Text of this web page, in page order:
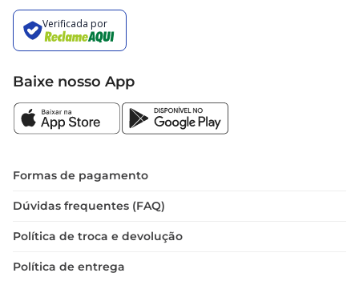
Baixe nosso App
Formas de pagamento
Dúvidas frequentes (FAQ)
Política de troca e devolução
Política de entrega